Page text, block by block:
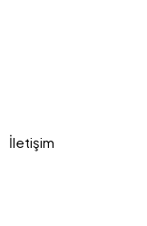
İletişim